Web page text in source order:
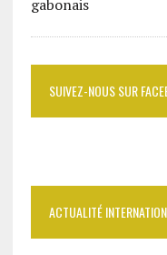
SUIVEZ-NOUS SUR
ACTUALITÉ